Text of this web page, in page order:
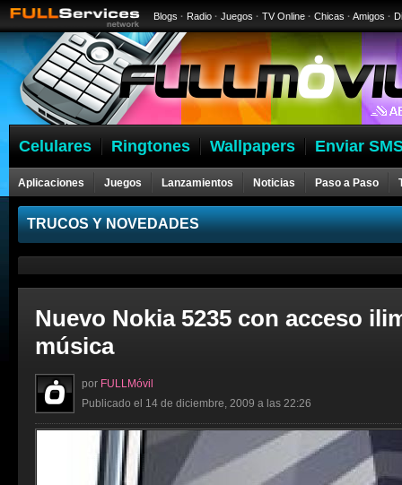
Blogs · Radio · Juegos · TV Online · Chicas · Amigos ·
Celulares Ringtones Wallpapers Enviar
Aplicaciones Juegos Lanzamientos Noticias Paso a Paso
Celulares
TRUCOS Y NOVEDADES
Nuevo Nokia 5235 con acceso
música
por FULLMóvil
Publicado el 14 de diciembre, 2009 a las 22:26